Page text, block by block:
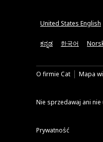
United States English
ಕನ್ನಡ 한국어
O firmie Cat Mapa
Nie sprzedawaj ani
Prywatność